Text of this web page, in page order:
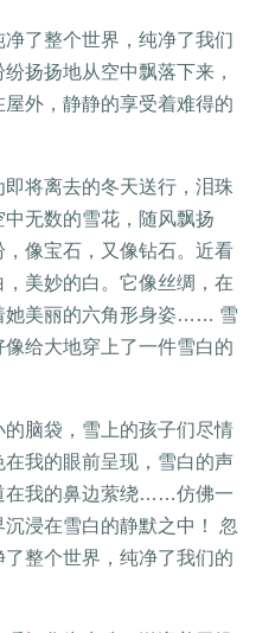
了整个世界，纯净了我们
扬扬地从空中飘落下来，
外，静静的享受着难得的
将离去的冬天送行，泪珠
无数的雪花，随风飘扬
像宝石，又像钻石。近看
美妙的白。它像丝绸，在
她美丽的六角形身姿…… 雪
给大地穿上了一件雪白的
脑袋，雪上的孩子们尽情
我的眼前呈现，雪白的声
在我的鼻边萦绕……仿佛一
浸在雪白的静默之中！ 忽
整个世界，纯净了我们的